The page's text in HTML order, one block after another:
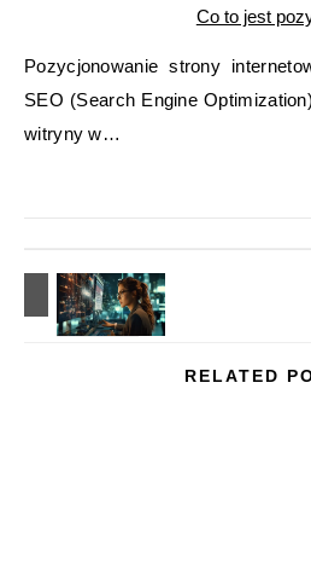
Co to jest
Pozycjonowanie strony
SEO (Search Engine
witryny w…
RELATED